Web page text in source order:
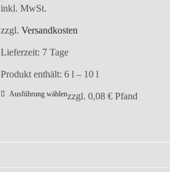
inkl. MwSt.
zzgl.Versandkosten
Lieferzeit: 7 Tage
Produkt enthält: 6l – 10l
Ausführung wählenDieses
zzgl.0,08€ Pfand